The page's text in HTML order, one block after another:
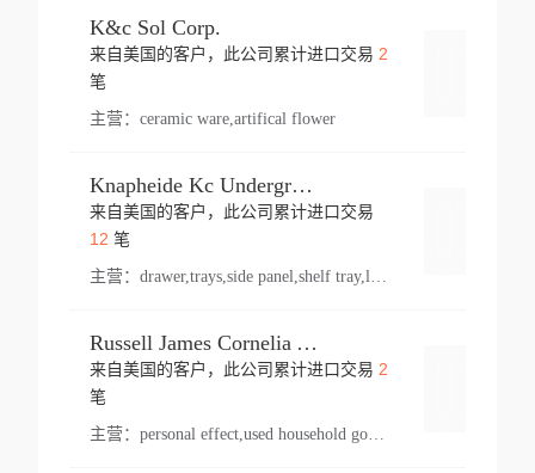
K&c Sol Corp.
来自美国的客户，此公司累计进口交易 2
笔
主营： ceramic ware,artifical flower
Knapheide Kc Underground
来自美国的客户，此公司累计进口交易
12 笔
主营：
Russell James Cornelia Arlington Va
来自美国的客户，此公司累计进口交易 2
笔
主营： personal effect,used household goods